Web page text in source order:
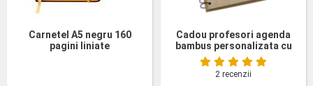
Carnetel A5 negru 160
pagini liniate
Cadou profesori agenda
bambus personalizata cu
pix
2 recenzii